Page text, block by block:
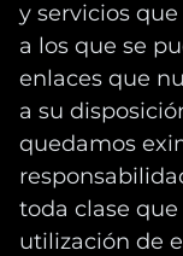
y servicios
a los que se
enlaces que
a su
quedamos
toda clase
utilización de